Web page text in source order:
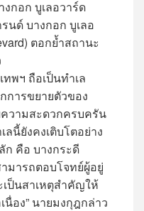
งกอก บูเลอวาร์ด
นด์ บางกอก บูเลอ
ตอกย้ำสถานะ
ฯ ถือเป็นทำเล
การขยายตัวของ
วามสะดวกครบครัน
นี้ยังคงเติบโตอย่าง
ก คือ บางกระดี
มารถตอบโจทย์ผู้อยู่
ป็นสาเหตุสำคัญให้
นื่อง” นายมงกุฎกล่าว